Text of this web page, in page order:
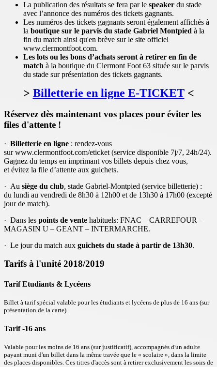
La publication des résultats se fera par le speaker du stade
avec l’annonce des numéros des tickets gagnants.
Les numéros des tickets gagnants seront également affichés à
la boutique sur le parvis du stade Gabriel Montpied à la
fin du match ainsi qu'en brève sur le site officiel
www.clermontfoot.com.
Les lots ou les bons d’achats seront à retirer en fin de
match à la boutique du Clermont Foot 63 située sur le parvis
du stade sur présentation des tickets gagnants.
> Billetterie en ligne E-TICKET<
Réservez dès maintenant vos places pour éviter les
files d'attente !
· Billetterie en ligne : rendez-vous
sur www.clermontfoot.com/eticket (service disponible 7j/7, 24h/24).
Gagnez du temps en imprimant vos billets depuis chez vous,
et évitez la file d’attente aux guichets.
· Au siège du club, stade Gabriel-Montpied (service billetterie) :
du lundi au vendredi de 8h30 à 12h00 et de 13h30 à 17h00 (excepté
jour de match).
· Dans les points de vente habituels: FNAC – CARREFOUR –
MAGASIN U – GEANT – INTERMARCHE.
· Le jour du match aux guichets du stade à partir de 13h30.
Tarifs à l'unité 2018/2019
Tarif Etudiants & Lycéens
Billet à tarif spécial valable pour les étudiants et lycéens de plus de 16 ans (sur
présentation de la carte).
Tarif -16 ans
Valable pour les moins de 16 ans (sur justificatif), accompagnés d'un adulte
payant muni d'un billet dans la même travée que le « scolaire », dans la limite
des places disponibles. Ces titres d'accès sont à retirer exclusivement les soirs de